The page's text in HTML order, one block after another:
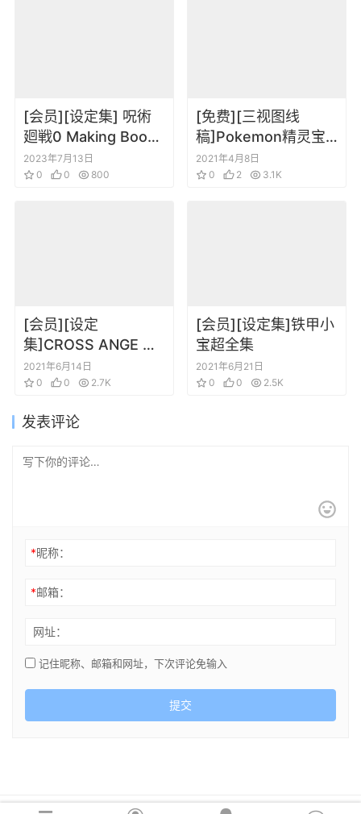
[会员][设定集] 呪術
廻戦0 Making Book
+ Visual Book +
Jacket
2023年7月13日
0
0 800
[免费][三视图线
稿]Pokemon精灵宝
可梦 水都的守护神 动
画线稿集
2021年4月8日
0
2 3.1K
[会员][设定
集]CROSS ANGE 天
使与龙的轮舞设定插
画集
2021年6月14日
0
0 2.7K
[会员][设定集]铁甲小
宝超全集
2021年6月21日
0
0 2.5K
发表评论
*昵称：
*邮箱：
网址：
记住昵称、邮箱和网址，下次评论免输入
提交